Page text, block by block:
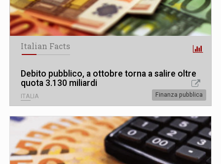
Italian Facts
Debito pubblico, a ottobre torna a salire oltre
quota 3.130 miliardi
ITALIA Finanza pubblica